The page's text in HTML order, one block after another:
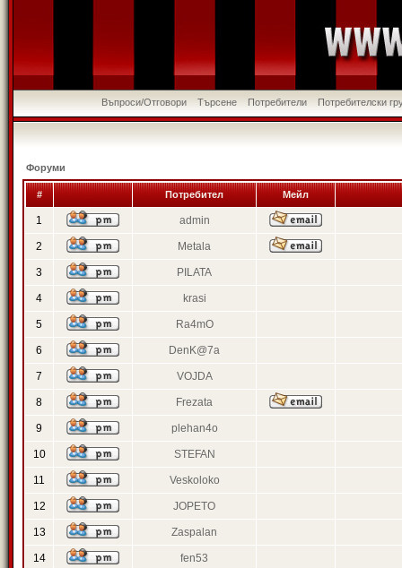
Въпроси/Отговори Търсене Потребители Потребителски
Форуми
# Потребител Мейл
1 admin
2 Metala
3 PILATA
4 krasi
5 Ra4mO
6 DenK@7a
7 VOJDA
8 Frezata
9 plehan4o
10 STEFAN
11 Veskoloko
12 JOPETO
13 Zaspalan
14 fen53